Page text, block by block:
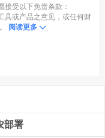
接受以下免责条款：
具或产品之意见，或任何财
阅读更多
部署